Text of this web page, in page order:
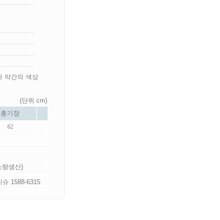
약간의 색상
(단위 cm)
총기장
62
량생산)
슈 1588-6315